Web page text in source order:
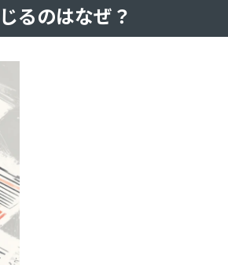
るのはなぜ？